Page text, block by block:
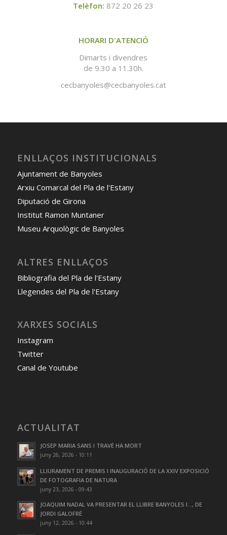
Telèfon: 872 20 26 23
HORARI D'ATENCIÓ
Dimarts i divendres
de 9.30 a 11.30h.
cecbanyoles@cecbanyoles.cat
ENLLAÇOS INSTITUCIONALS
Ajuntament de Banyoles
Arxiu Comarcal del Pla de l'Estany
Diputació de Girona
Institut Ramon Muntaner
Museu Arquològic de Banyoles
ALTRES ENLLAÇOS
Bibliografia del Pla de l'Estany
Llegendes del Pla de l'Estany
XARXES SOCIALS
Instagram
Twitter
Canal de Youtube
ACTUALITAT
JOSEP MARIA SANS I TRAVÉ HA MORT
juny 26, 2026 - 10:11
LLIURAMENT DE PREMIS I INAUGURACIÓ DE LA XXIV EXPOSICIÓ
DE FOTOGRAFIA DE NATURA
juny 23, 2026 - 09:43
JOAQUIM NADAL VA PRESENTAR EL LLIBRE BANYOLES I…, DE
JORDI GALOFRÉ
juny 12, 2026 - 10:44